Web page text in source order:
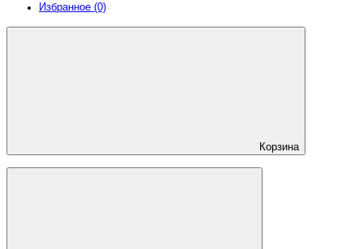
Избранное (0)
Корзина